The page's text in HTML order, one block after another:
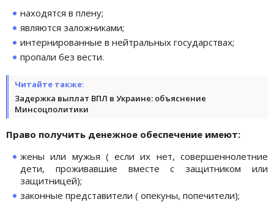
находятся в плену;
являются заложниками;
интернированные в нейтральных государствах;
пропали без вести.
Читайте также:
Задержка выплат ВПЛ в Украине: объяснение
Минсоцполитики
Право получить денежное обеспечение имеют:
жены или мужья ( если их нет, совершеннолетние
дети, проживавшие вместе с защитником или
защитницей);
законные представители ( опекуны, попечители);